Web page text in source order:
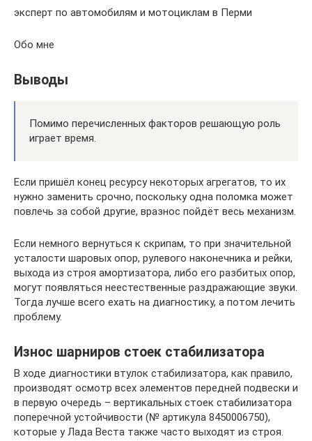
эксперт по автомобилям и мотоциклам в Перми
Обо мне
Выводы
Помимо перечисленных факторов решающую роль
играет время.
Если пришёл конец ресурсу некоторых агрегатов, то их
нужно заменить срочно, поскольку одна поломка может
повлечь за собой другие, вразнос пойдёт весь механизм.
Если немного вернуться к скрипам, то при значительной
усталости шаровых опор, рулевого наконечника и рейки,
выхода из строя амортизатора, либо его разбитых опор,
могут появляться неестественные раздражающие звуки.
Тогда лучше всего ехать на диагностику, а потом лечить
проблему.
Износ шарниров стоек стабилизатора
В ходе диагностики втулок стабилизатора, как правило,
производят осмотр всех элементов передней подвески и
в первую очередь – вертикальных стоек стабилизатора
поперечной устойчивости (№ артикула 8450006750),
которые у Лада Веста также часто выходят из строя.